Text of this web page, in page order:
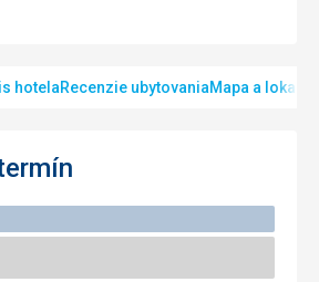
hotelaRecenzie ubytovaniaMapa a lokalita